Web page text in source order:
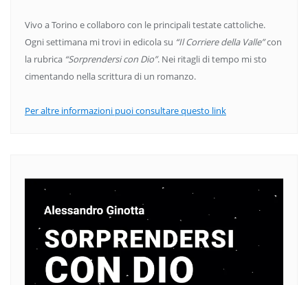
Vivo a Torino e collaboro con le principali testate cattoliche.
Ogni settimana mi trovi in edicola su “Il Corriere della Valle”con
la rubrica “Sorprendersi con Dio”. Nei ritagli di tempo mi sto
cimentando nella scrittura di un romanzo.
Per altre informazioni puoi consultare questo link